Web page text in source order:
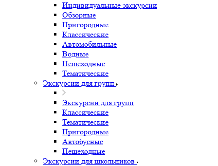
Индивидуальные экскурсии
Обзорные
Пригородные
Классические
Автомобильные
Водные
Пешеходные
Тематические
Экскурсии для групп
Экскурсии для групп
Классические
Тематические
Пригородные
Автобусные
Пешеходные
Экскурсии для школьников